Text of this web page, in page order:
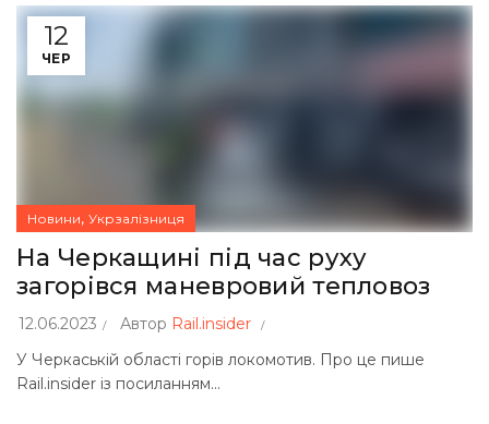
12
ЧЕР
Новини, Укрзалізниця
На Черкащині під час руху
загорівся маневровий тепловоз
12.06.2023 Автор Rail.insider
У Черкаській області горів локомотив. Про це пише
Rail.insider із посиланням...